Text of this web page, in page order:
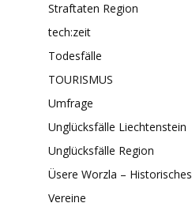
Straftaten Region
tech:zeit
Todesfälle
TOURISMUS
Umfrage
Unglücksfälle Liechtenstein
Unglücksfälle Region
Üsere Worzla – Historisches
Vereine